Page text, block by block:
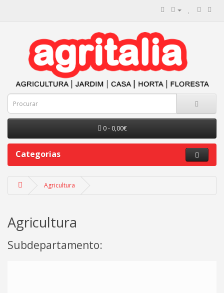
0 - 0,00€
Categorias
Agricultura
Agricultura
Subdepartamento: